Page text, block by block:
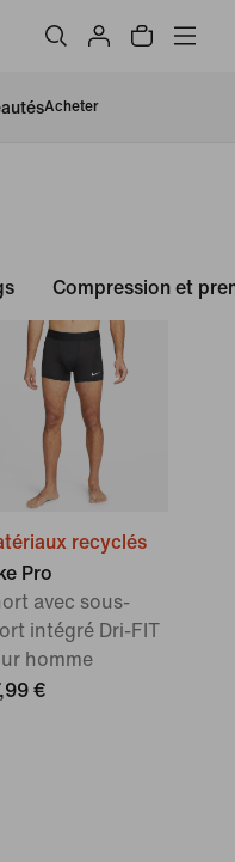
Acheter
Compression et
recyclés
Pro
avec sous-
intégré Dri-FIT
homme
€